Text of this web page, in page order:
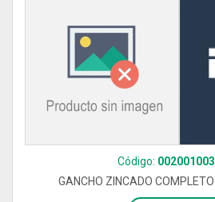
Código:
GANCHO ZINCADO